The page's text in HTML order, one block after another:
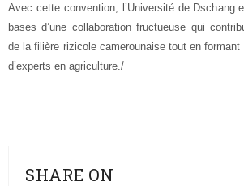
Avec cette convention, l’Université de Dschang
bases d’une collaboration fructueuse qui
de la filière rizicole camerounaise tout en formant
d’experts en agriculture./
SHARE ON